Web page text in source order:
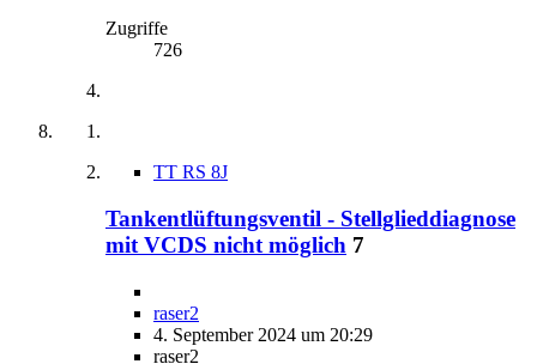
Zugriffe
726
TT RS 8J
Tankentlüftungsventil - Stellglieddiagnose
mit VCDS nicht möglich 7
raser2
4. September 2024 um 20:29
raser2